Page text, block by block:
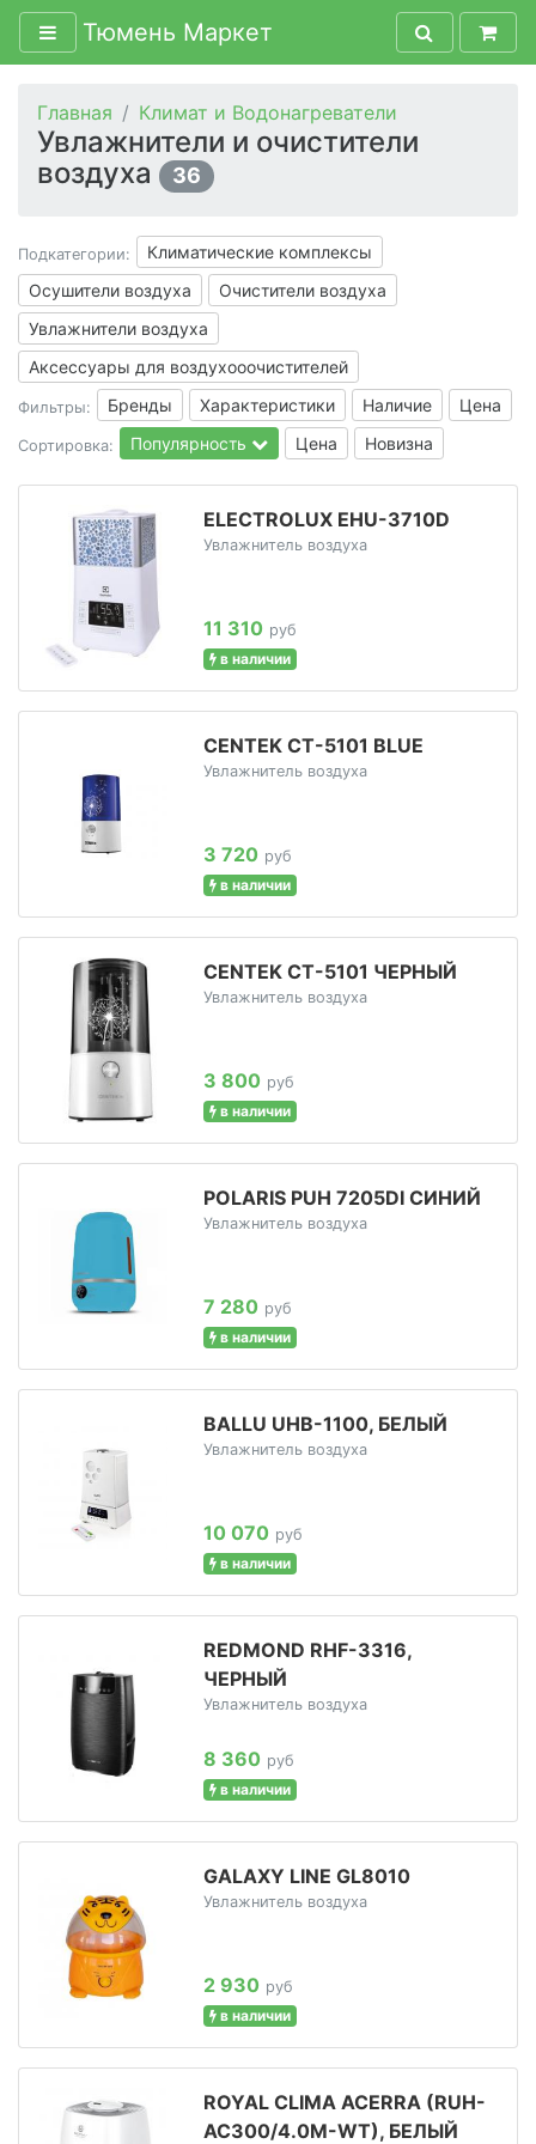
Тюмень Маркет
Главная Климат и Водонагреватели
Увлажнители и очистители
воздуха
36
Подкатегории:
Климатические комплексы
Осушители воздуха
Очистители воздуха
Увлажнители воздуха
Аксессуары для воздухооочистителей
Фильтры: Бренды Характеристики Наличие Цена
Сортировка: Популярность Цена Новизна
ELECTROLUX EHU-3710D
Увлажнитель воздуха
11 310 руб
в наличии
CENTEK CT-5101 BLUE
Увлажнитель воздуха
3 720 руб
в наличии
CENTEK CT-5101 ЧЕРНЫЙ
Увлажнитель воздуха
3 800 руб
в наличии
POLARIS PUH 7205DI СИНИЙ
Увлажнитель воздуха
7 280 руб
в наличии
BALLU UHB-1100, БЕЛЫЙ
Увлажнитель воздуха
10 070 руб
в наличии
REDMOND RHF-3316,
ЧЕРНЫЙ
Увлажнитель воздуха
8 360 руб
в наличии
GALAXY LINE GL8010
Увлажнитель воздуха
2 930 руб
в наличии
ROYAL CLIMA ACERRA (RUH-
AC300/4.0M-WT), БЕЛЫЙ